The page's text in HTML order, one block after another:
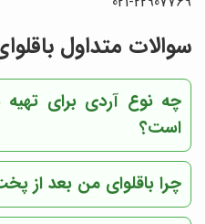
سوالات متداول
چه نوع آردی برای تهیه
است؟
چرا باقلوای من بعد